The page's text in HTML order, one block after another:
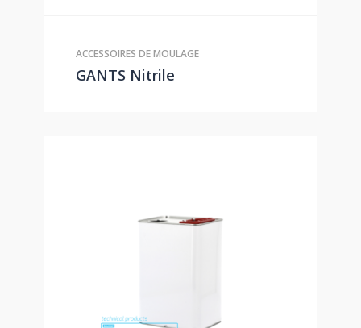
ACCESSOIRES DE MOULAGE
GANTS Nitrile